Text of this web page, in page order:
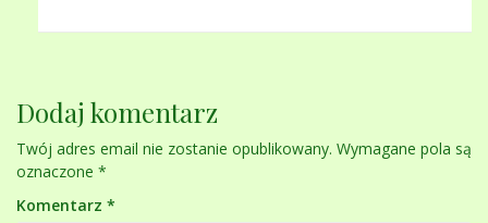
Dodaj komentarz
Twój adres email nie zostanie opublikowany. Wymagane pola są
oznaczone *
Komentarz *